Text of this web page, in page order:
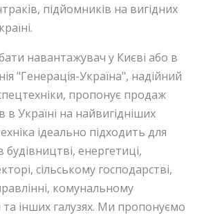
підйомників на вигідних
навантажувач у Києві або в
"Генерація-Україна", надійний
пропонує продаж
в Україні на найвигідніших
ідеально підходить для
енергетиці,
сільському господарстві,
комунальному
та інших галузях. Ми пропонуємо